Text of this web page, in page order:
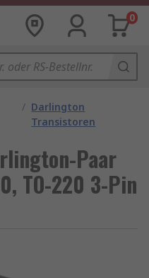
0
/ Darlington
Transistoren
Paar
TO-220 3-Pin